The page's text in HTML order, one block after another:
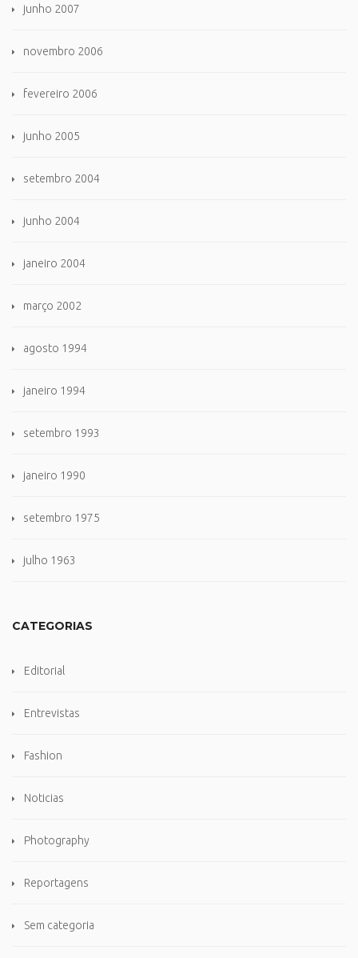
junho 2007
novembro 2006
fevereiro 2006
junho 2005
setembro 2004
junho 2004
janeiro 2004
março 2002
agosto 1994
janeiro 1994
setembro 1993
janeiro 1990
setembro 1975
julho 1963
CATEGORIAS
Editorial
Entrevistas
Fashion
Noticias
Photography
Reportagens
Sem categoria